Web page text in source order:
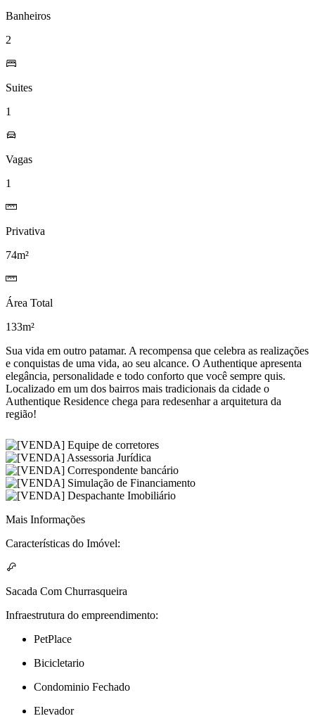
Banheiros
2
Suites
1
Vagas
1
Privativa
74m²
Área Total
133m²
Sua vida em outro patamar. A recompensa que celebra as realizações
e conquistas de uma vida, ao seu alcance. O Authentique apresenta
elegância, personalidade e todo conforto que você sempre quis.
Localizado em um dos bairros mais tradicionais da cidade o
Authentique Residence chega para redesenhar a arquitetura da
região!
Mais Informações
Características do Imóvel:
Sacada Com Churrasqueira
Infraestrutura do empreendimento:
PetPlace
Bicicletario
Condominio Fechado
Elevador